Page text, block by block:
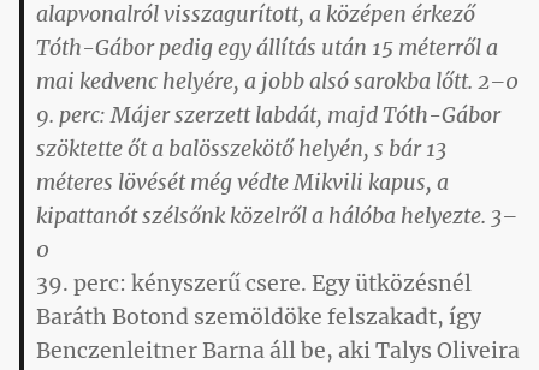
alapvonalról visszagurított, a középen érkező
Tóth-Gábor pedig egy állítás után 15 méterről a
mai kedvenc helyére, a jobb alsó sarokba lőtt. 2–0
9. perc: Májer szerzett labdát, majd Tóth-Gábor
szöktette őt a balösszekötő helyén, s bár 13
méteres lövését még védte Mikvili kapus, a
kipattanót szélsőnk közelről a hálóba helyezte. 3–
0
39. perc: kényszerű csere. Egy ütközésnél
Baráth Botond szemöldöke felszakadt, így
Benczenleitner Barna áll be, aki Talys Oliveira